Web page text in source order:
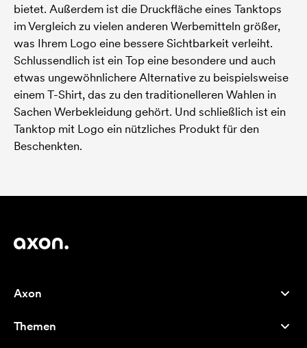
bietet. Außerdem ist die Druckfläche eines Tanktops
im Vergleich zu vielen anderen Werbemitteln größer,
was Ihrem Logo eine bessere Sichtbarkeit verleiht.
Schlussendlich ist ein Top eine besondere und auch
etwas ungewöhnlichere Alternative zu beispielsweise
einem T-Shirt, das zu den traditionelleren Wahlen in
Sachen Werbekleidung gehört. Und schließlich ist ein
Tanktop mit Logo ein nützliches Produkt für den
Beschenkten.
Axon
Über uns
Themen